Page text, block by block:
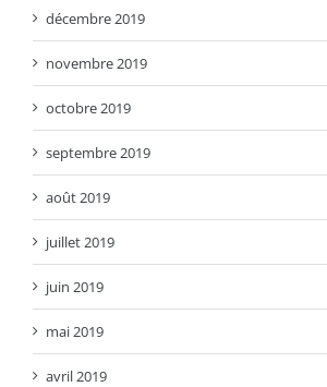
décembre 2019
novembre 2019
octobre 2019
septembre 2019
août 2019
juillet 2019
juin 2019
mai 2019
avril 2019